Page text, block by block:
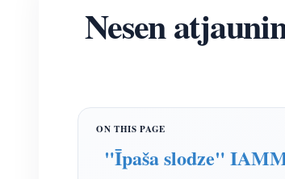
Nesen
"Īpaša slodze"